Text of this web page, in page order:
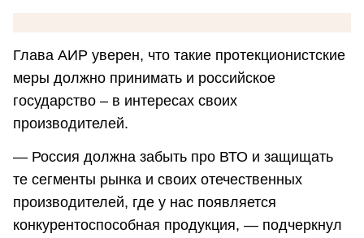
Глава АИР уверен, что такие протекционистские
меры должно принимать и российское
государство – в интересах своих
производителей.
— Россия должна забыть про ВТО и защищать
те сегменты рынка и своих отечественных
производителей, где у нас появляется
конкурентоспособная продукция, — подчеркнул